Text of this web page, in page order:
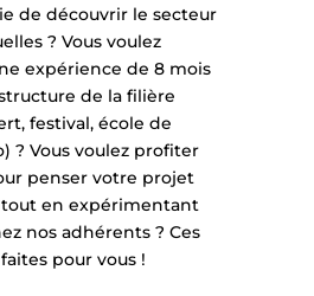
de découvrir le secteur
? Vous voulez
expérience de 8 mois
de la filière
festival, école de
? Vous voulez profiter
penser votre projet
en expérimentant
nos adhérents ? Ces
pour vous !